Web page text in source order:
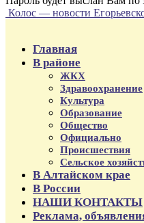
Колос — новости
Главная
В районе
ЖКХ
Здравоохранение
Культура
Образование
Общество
Официально
Происшествия
Сельское
В Алтайском крае
В России
НАШИ КОНТАКТЫ
Реклама,